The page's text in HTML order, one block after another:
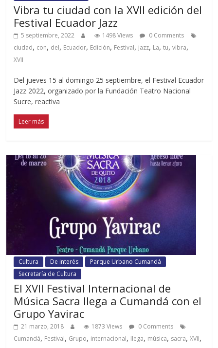
Vibra tu ciudad con la XVII edición del
Festival Ecuador Jazz
5 septiembre, 2022 1498 Views
0 Comments
ciudad, con, del, Ecuador, Edición, Festival, jazz, La,tu,vibra,
XVII
Del jueves 15 al domingo 25 septiembre, el Festival Ecuador
Jazz 2022, organizado por la Fundación Teatro Nacional
Sucre, reactiva
Leer más
Cultura De interés
Parque Urbano Cumandá
Secretaría de Cultura
El XVII Festival Internacional de
Música Sacra llega a Cumandá con el
Grupo Yavirac
21 marzo, 2018 1873 Views
0 Comments
Cumandá, Festival, Grupo, internacional, llega, música, sacra,XVII,